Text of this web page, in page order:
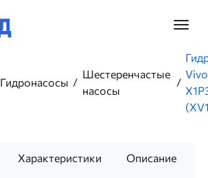
Главное
Гидронасосы
Шестеренчастые
насосы
Характеристики Описание